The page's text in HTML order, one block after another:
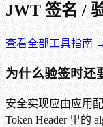
JWT 签名 /
查看全部工具指南
为什么验签时还
安全实现应由应用
Token Header 里的